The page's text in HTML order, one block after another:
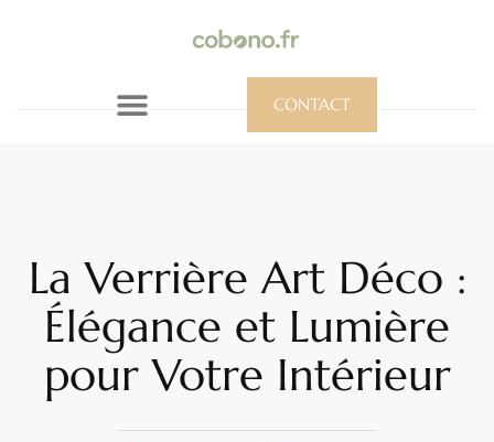
CONTACT
La Verrière Art Déco :
Élégance et Lumière
pour Votre Intérieur